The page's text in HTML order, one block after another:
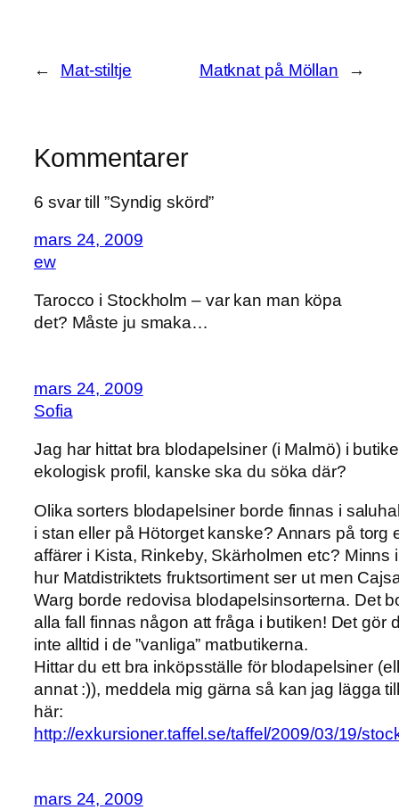
← Mat-stiltje Matknat på Möllan →
Kommentarer
6 svar till ”Syndig skörd”
mars 24, 2009
ew
Tarocco i Stockholm – var kan man köpa
det? Måste ju smaka…
mars 24, 2009
Sofia
Jag har hittat bra blodapelsiner (i Malmö) i
ekologisk profil, kanske ska du söka där?
Olika sorters blodapelsiner borde finnas i
i stan eller på Hötorget kanske? Annars på torg
affärer i Kista, Rinkeby, Skärholmen etc? Minns
hur Matdistriktets fruktsortiment ser ut men
Warg borde redovisa blodapelsinsorterna. Det
alla fall finnas någon att fråga i butiken! Det gör
inte alltid i de ”vanliga” matbutikerna.
Hittar du ett bra inköpsställe för blodapelsiner
annat :)), meddela mig gärna så kan jag lägga
här:
http://exkursioner.taffel.se/taffel/2009/03/19/
mars 24, 2009